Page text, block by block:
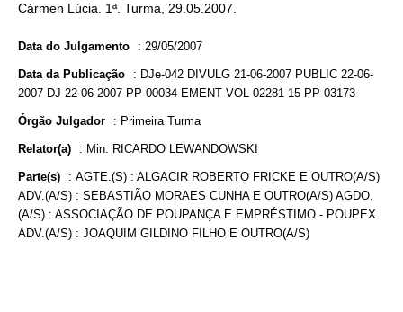
Cármen Lúcia. 1ª. Turma, 29.05.2007.
Data do Julgamento : 29/05/2007
Data da Publicação : DJe-042 DIVULG 21-06-2007 PUBLIC 22-06-
2007 DJ 22-06-2007 PP-00034 EMENT VOL-02281-15 PP-03173
Órgão Julgador : Primeira Turma
Relator(a) : Min. RICARDO LEWANDOWSKI
Parte(s) : AGTE.(S) : ALGACIR ROBERTO FRICKE E OUTRO(A/S)
ADV.(A/S) : SEBASTIÃO MORAES CUNHA E OUTRO(A/S) AGDO.
(A/S) : ASSOCIAÇÃO DE POUPANÇA E EMPRÉSTIMO - POUPEX
ADV.(A/S) : JOAQUIM GILDINO FILHO E OUTRO(A/S)